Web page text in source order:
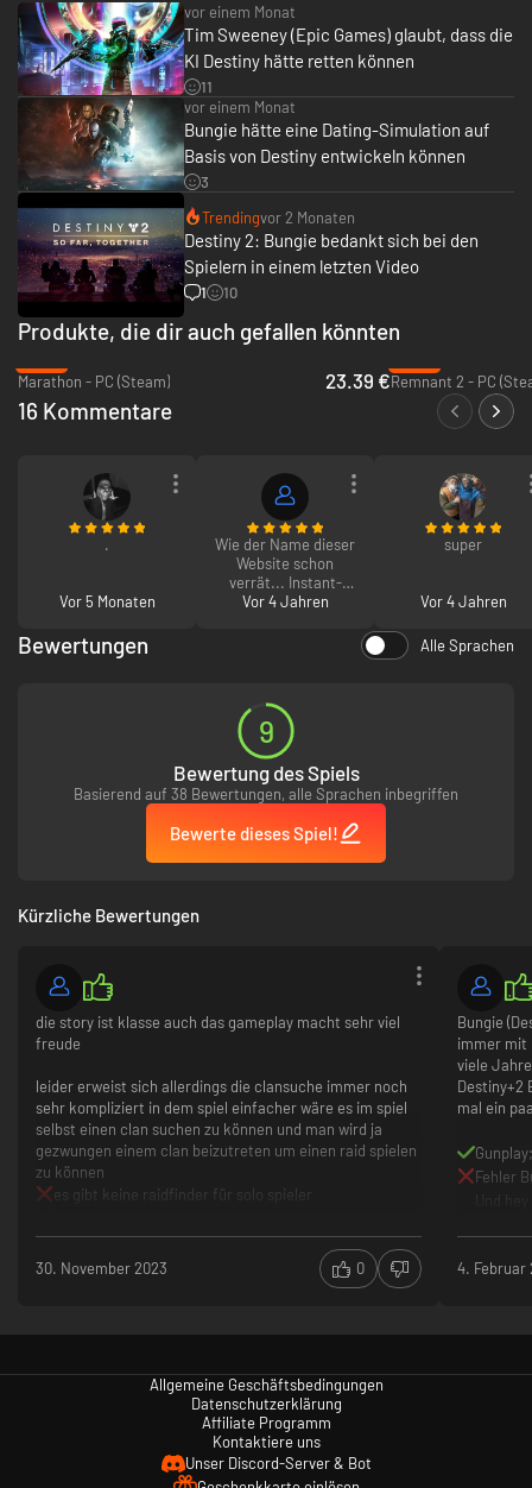
Kooperativer Multiplayer
Aufregende Koop-Abenteuer warten mit seltenen und mächtigen
Belohnungen. Taucht mit Missionen, Quests und Patrouillen in die
Geschichte ein. Stellt einen kleinen Einsatztrupp zusammen und sichert
euch die Truhe am Ende eines schnellen Strikes. Oder testet das Können
eures Teams in unzähligen Stunden an Raid-Fortschritten – der
ultimativen Herausforderung für jeden Einsatztrupp. Ihr entscheidet, wie
sich eure Geschichte entwickelt.
Kompetitiver Multiplayer
Tretet anderen Spielern in schnellen und für alle kostenlosen Gefechten,
in Team-Arenen und PvE/PvP-gemischtem Wettkampf entgegen.
Exotische Waffen und Rüstung
Tausende Waffen, Millionen Möglichkeiten. Entdeckt neue
Ausrüstungskombinationen und definiert euren eigenen, persönlichen
Stil. Die Jagd nach dem perfekten Arsenal beginnt.
vor einem Monat
Tim Sweeney (Epic Games) glaubt, dass die
KI Destiny hätte retten können
11
vor einem Monat
Bungie hätte eine Dating-Simulation auf
Basis von Destiny entwickeln können
3
Trendingvor 2 Monaten
Destiny 2: Bungie bedankt sich bei den
Spielern in einem letzten Video
1 10
Produkte, die dir auch gefallen könnten
Marathon - PC (Steam)
23.39 €Remnant 2 - PC
16 Kommentare
.
Vor 5 Monaten
Wie der Name dieser
Website schon
verrät... Instant-
Gaming. Habe den
mehrmals hier
eingekauft und nicht
einmal Probleme
gehabt :)
Vor 4 Jahren
super
Vor 4 Jahren
Bewertungen Alle Sprachen
9
Bewertung des Spiels
Basierend auf 38 Bewertungen, alle Sprachen inbegriffen
Bewerte dieses Spiel!
Kürzliche Bewertungen
die story ist klasse auch das gameplay macht sehr viel
freude
leider erweist sich allerdings die clansuche immer noch
sehr kompliziert in dem spiel einfacher wäre es im spiel
selbst einen clan suchen zu können und man wird ja
gezwungen einem clan beizutreten um einen raid spielen
zu können
es gibt keine raidfinder für solo spieler
30. November 2023 0
Bungie
immer mit
viele
Destiny+2
mal ein
Fehler
4. Februar
Allgemeine Geschäftsbedingungen
Datenschutzerklärung
Affiliate Programm
Kontaktiere uns
Unser Discord-Server & Bot